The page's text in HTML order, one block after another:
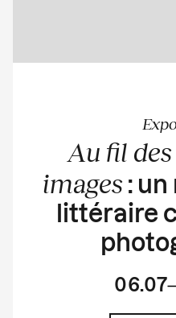
Au fil des
images :
littéraire
06.07